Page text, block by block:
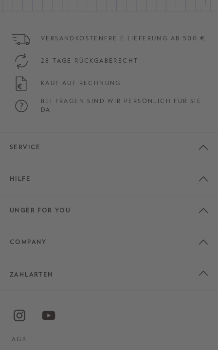
VERSANDKOSTENFREIE LIEFERUNG AB 500 €
28 TAGE RÜCKGABERECHT
KAUF AUF RECHNUNG
BEI FRAGEN SIND WIR PERSÖNLICH FÜR SIE
DA
SERVICE
HILFE
UNGER FOR YOU
COMPANY
ZAHLARTEN
AGB